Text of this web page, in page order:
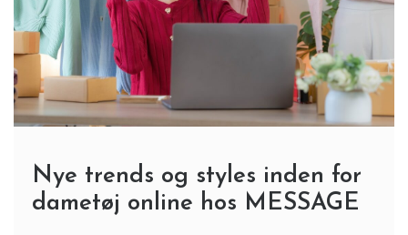
Nye trends og styles inden for
dametøj online hos MESSAGE